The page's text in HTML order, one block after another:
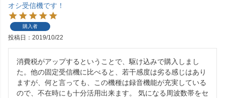
オシ受信機です！
購入者
投稿日 2019/10/22
消費税がアップするということで、駆け込みで購入しまし
た。他の固定受信機に比べると、若干感度は劣る感じはあり
ますが、何と言っても、この機種は録音機能が充実している
ので、不在時にも十分活用出来ます。 気になる周波数帯をセ